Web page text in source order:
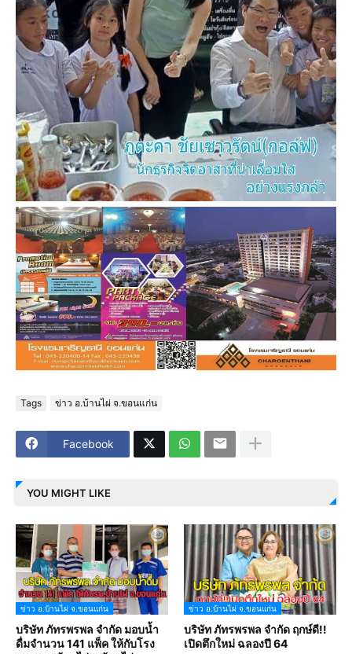
Tags ข่าว อ.บ้านไผ่ จ.ขอนแก่น
Facebook
YOU MIGHT LIKE
ข่าว อ.บ้านไผ่ จ.ขอนแก่น
บริษัท ภัทรพรพล จำกัด มอบน้ำ
ดื่มจำนวน 141 แพ็ค ให้กับโรง
ข่าว อ.บ้านไผ่ จ.ขอนแก่น
บริษัท ภัทรพรพล จำกัด ฤกษ์ดี!!
เปิดตึกใหม่ ฉลองปี 64